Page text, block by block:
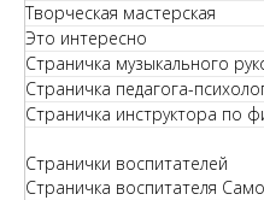
Творческая мастерская
Это интересно
Страничка музыкального
Страничка педагога-
Страничка инструктора по
Странички воспитателей
Страничка воспитателя